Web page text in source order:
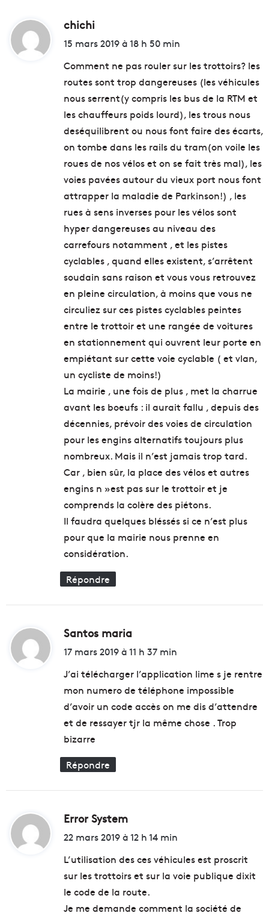
chichi
i
15 mars 2019 à 18 h 50 min
Comment ne pas rouler sur les trottoirs? les
routes sont trop dangereuses (les véhicules
nous serrent(y compris les bus de la RTM et
les chauffeurs poids lourd), les trous nous
deséquilibrent ou nous font faire des écarts,
on tombe dans les rails du tram(on voile les
roues de nos vélos et on se fait très mal), les
voies pavées autour du vieux port nous font
attrapper la maladie de Parkinson!) , les
rues à sens inverses pour les vélos sont
hyper dangereuses au niveau des
carrefours notamment , et les pistes
cyclables , quand elles existent, s’arrêtent
soudain sans raison et vous vous retrouvez
en pleine circulation, à moins que vous ne
circuliez sur ces pistes cyclables peintes
entre le trottoir et une rangée de voitures
en stationnement qui ouvrent leur porte en
empiétant sur cette voie cyclable ( et vlan,
un cycliste de moins!)
La mairie , une fois de plus , met la charrue
avant les boeufs : il aurait fallu , depuis des
décennies, prévoir des voies de circulation
pour les engins alternatifs toujours plus
nombreux. Mais il n’est jamais trop tard.
Car , bien sûr, la place des vélos et autres
engins n »est pas sur le trottoir et je
comprends la colère des piétons.
Il faudra quelques bléssés si ce n’est plus
pour que la mairie nous prenne en
considération.
Répondre
Santos maria
i
17 mars 2019 à 11 h 37 min
J’ai télécharger l’application lime s je rentre
mon numero de téléphone impossible
d’avoir un code accès on me dis d’attendre
et de ressayer tjr la même chose . Trop
bizarre
Répondre
Error System
22 mars 2019 à 12 h 14 min
L’utilisation des ces véhicules est proscrit
sur les trottoirs et sur la voie publique dixit
le code de la route.
Je me demande comment la société de